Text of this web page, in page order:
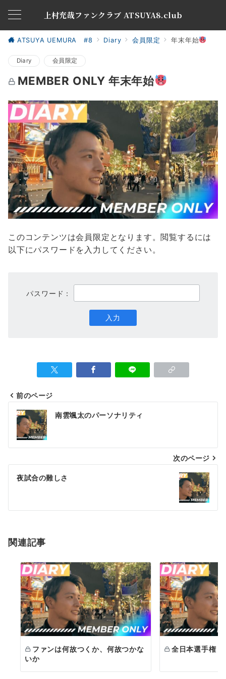
上村充哉ファンクラブ ATSUYA8.club
ATSUYA UEMURA #8 Diary 会員限定 年末年始
Diary 会員限定
MEMBER ONLY 年末年始
このコンテンツは会員限定となります。閲覧するには
以下にパスワードを入力してください。
パスワード：
投
稿
ナ
ビ
ゲ
シ
ン
前のページ
南雲颯太のパーソナリティ
次のページ
夜試合の難しさ
関連記事
ファンは何故つくか、何故つかな
いか
全日本選手権